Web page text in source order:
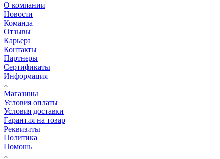
О компании
Новости
Команда
Отзывы
Карьера
Контакты
Партнеры
Сертификаты
Информация
Магазины
Условия оплаты
Условия доставки
Гарантия на товар
Реквизиты
Политика
Помощь